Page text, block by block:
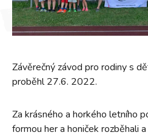
Závěrečný závod pro rodiny s
proběhl 27.6. 2022.
Za krásného a horkého letního
formou her a honiček rozběhali